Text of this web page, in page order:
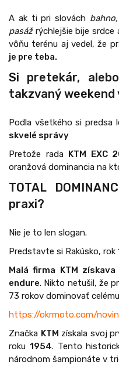
A ak ti pri slovách
pasážrýchlejšie bije srdce
vôňu terénu aj vedel, že
je pre teba.
Si pretekár,
takzvaný weekend
Podla všetkého si predsa
skvelé správy
Pretože rada KTM EXC
oranžová dominancia na
TOTAL
praxi?
Nie je to len slogan.
Predstavte si Rakúsko, rok
Malá firma KTM
endure. Nikto netušil, že
73 rokov dominovať
https://okrmoto.com/
Značka KTM získala svoj
roku 1954. Tento
národnom šampionáte v